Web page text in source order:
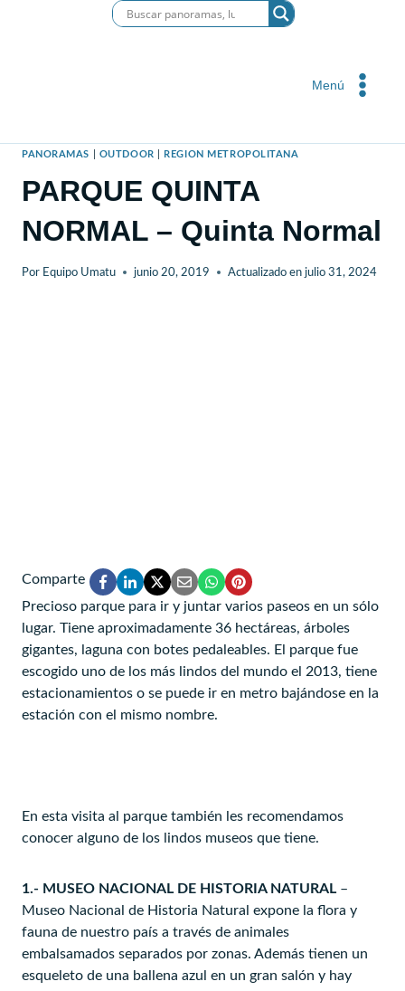
Menú
PANORAMAS OUTDOOR REGION METROPOLITANA
PARQUE QUINTA
NORMAL – Quinta Normal
Por Equipo Umatu junio 20, 2019 Actualizado en julio 31, 2024
Comparte
Precioso parque para ir y juntar varios paseos en un sólo
lugar. Tiene aproximadamente 36 hectáreas, árboles
gigantes, laguna con botes pedaleables. El parque fue
escogido uno de los más lindos del mundo el 2013, tiene
estacionamientos o se puede ir en metro bajándose en la
estación con el mismo nombre.
En esta visita al parque también les recomendamos
conocer alguno de los lindos museos que tiene.
1.- MUSEO NACIONAL DE HISTORIA NATURAL –
Museo Nacional de Historia Natural expone la flora y
fauna de nuestro país a través de animales
embalsamados separados por zonas. Además tienen un
esqueleto de una ballena azul en un gran salón y hay